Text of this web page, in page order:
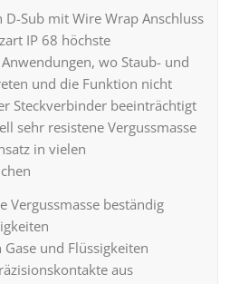
D-Sub mit Wire Wrap Anschluss
IP 68 höchste
wo Staub- und
und die Funktion nicht
Steckverbinder beeinträchtigt
sehr resistene Vergussmasse
in vielen
Vergussmasse beständig
und Flüssigkeiten
aus